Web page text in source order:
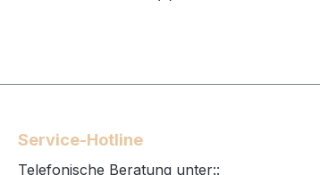
Service-Hotline
Telefonische Beratung unter::